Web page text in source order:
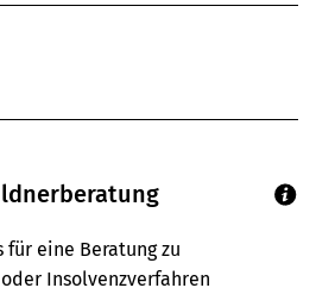
für eine Beratung zu
Insolvenzverfahren